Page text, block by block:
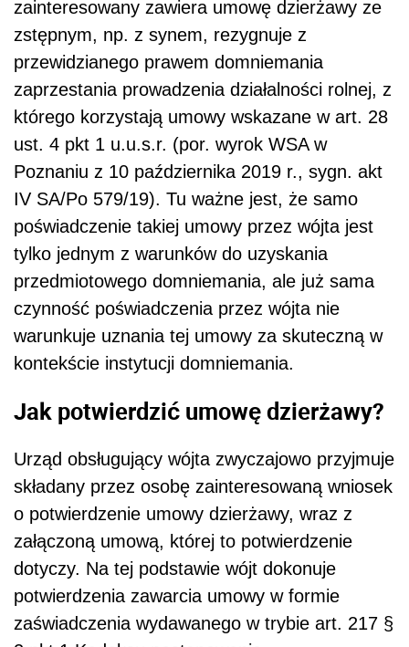
zainteresowany zawiera umowę dzierżawy ze
zstępnym, np. z synem, rezygnuje z
przewidzianego prawem domniemania
zaprzestania prowadzenia działalności rolnej, z
którego korzystają umowy wskazane w art. 28
ust. 4 pkt 1 u.u.s.r. (por. wyrok WSA w
Poznaniu z 10 października 2019 r., sygn. akt
IV SA/Po 579/19). Tu ważne jest, że samo
poświadczenie takiej umowy przez wójta jest
tylko jednym z warunków do uzyskania
przedmiotowego domniemania, ale już sama
czynność poświadczenia przez wójta nie
warunkuje uznania tej umowy za skuteczną w
kontekście instytucji domniemania.
Jak potwierdzić umowę dzierżawy?
Urząd obsługujący wójta zwyczajowo przyjmuje
składany przez osobę zainteresowaną wniosek
o potwierdzenie umowy dzierżawy, wraz z
załączoną umową, której to potwierdzenie
dotyczy. Na tej podstawie wójt dokonuje
potwierdzenia zawarcia umowy w formie
zaświadczenia wydawanego w trybie art. 217 §